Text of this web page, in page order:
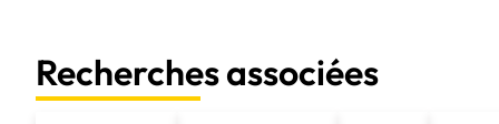
Connectivité
Concentrateur USB intégré
Recherches associées